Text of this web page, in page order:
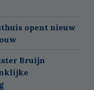
opent nieuw
Bruijn